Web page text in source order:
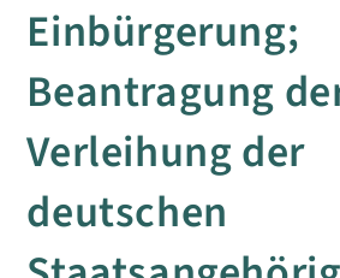
Einbürgerung;
Beantragung
Verleihung der
deutschen